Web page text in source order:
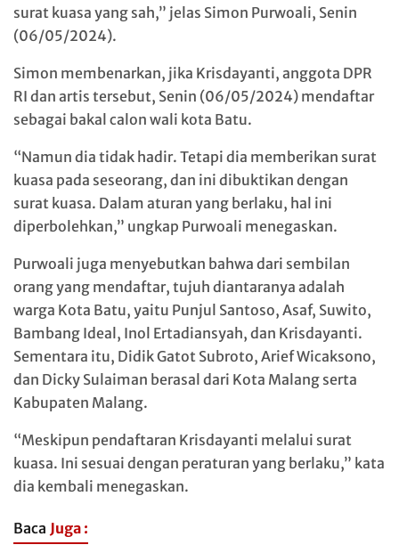
surat kuasa yang sah,” jelas Simon Purwoali, Senin
(06/05/2024).
Simon membenarkan, jika Krisdayanti, anggota DPR
RI dan artis tersebut, Senin (06/05/2024) mendaftar
sebagai bakal calon wali kota Batu.
“Namun dia tidak hadir. Tetapi dia memberikan surat
kuasa pada seseorang, dan ini dibuktikan dengan
surat kuasa. Dalam aturan yang berlaku, hal ini
diperbolehkan,” ungkap Purwoali menegaskan.
Purwoali juga menyebutkan bahwa dari sembilan
orang yang mendaftar, tujuh diantaranya adalah
warga Kota Batu, yaitu Punjul Santoso, Asaf, Suwito,
Bambang Ideal, Inol Ertadiansyah, dan Krisdayanti.
Sementara itu, Didik Gatot Subroto, Arief Wicaksono,
dan Dicky Sulaiman berasal dari Kota Malang serta
Kabupaten Malang.
“Meskipun pendaftaran Krisdayanti melalui surat
kuasa. Ini sesuai dengan peraturan yang berlaku,” kata
dia kembali menegaskan.
Baca Juga :